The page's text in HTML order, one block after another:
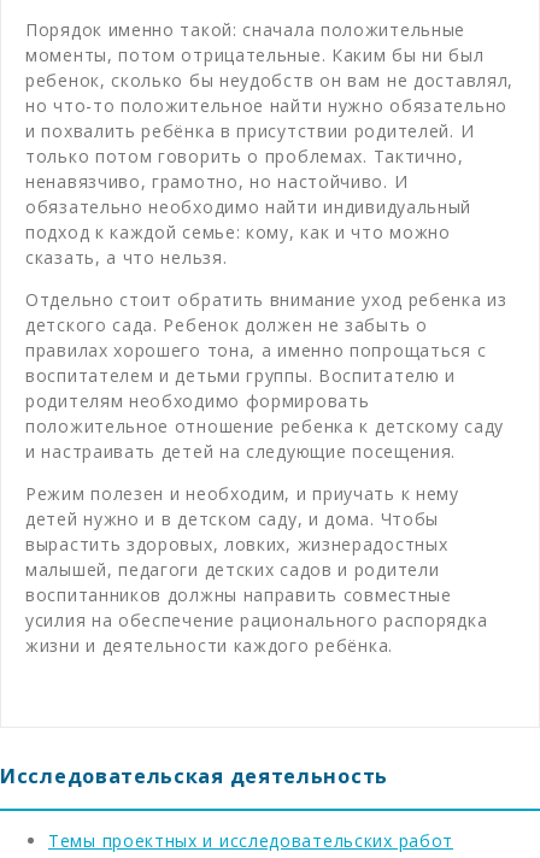
Порядок именно такой: сначала положительные
моменты, потом отрицательные. Каким бы ни был
ребенок, сколько бы неудобств он вам не доставлял,
но что-то положительное найти нужно обязательно
и похвалить ребёнка в присутствии родителей. И
только потом говорить о проблемах. Тактично,
ненавязчиво, грамотно, но настойчиво. И
обязательно необходимо найти индивидуальный
подход к каждой семье: кому, как и что можно
сказать, а что нельзя.
Отдельно стоит обратить внимание уход ребенка из
детского сада. Ребенок должен не забыть о
правилах хорошего тона, а именно попрощаться с
воспитателем и детьми группы. Воспитателю и
родителям необходимо формировать
положительное отношение ребенка к детскому саду
и настраивать детей на следующие посещения.
Режим полезен и необходим, и приучать к нему
детей нужно и в детском саду, и дома. Чтобы
вырастить здоровых, ловких, жизнерадостных
малышей, педагоги детских садов и родители
воспитанников должны направить совместные
усилия на обеспечение рационального распорядка
жизни и деятельности каждого ребёнка.
Исследовательская деятельность
Темы проектных и исследовательских работ